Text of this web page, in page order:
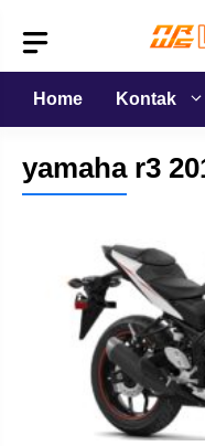
isi
Home
Kontak
yamaha r3